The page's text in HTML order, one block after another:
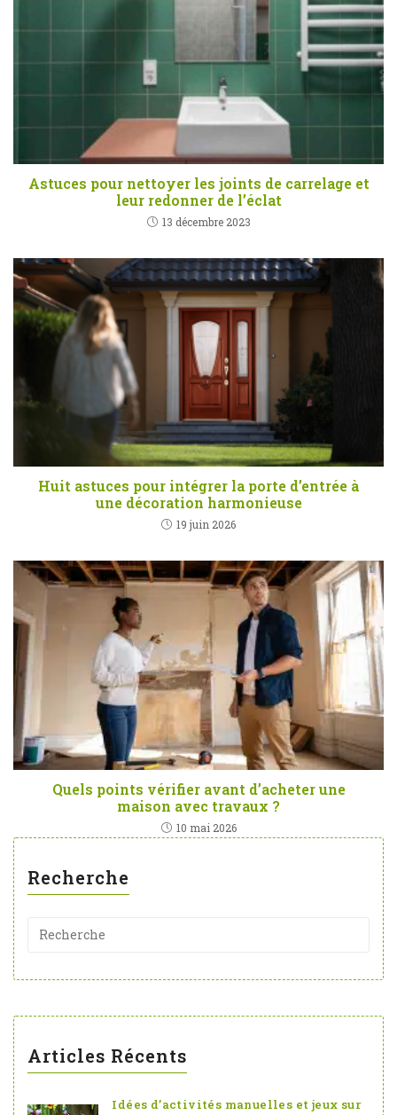
Astuces pour nettoyer les joints de carrelage et
leur redonner de l’éclat
13 décembre 2023
Huit astuces pour intégrer la porte d’entrée à
une décoration harmonieuse
19 juin 2026
Quels points vérifier avant d’acheter une
maison avec travaux ?
10 mai 2026
Recherche
Articles Récents
Idées d’activités manuelles et jeux sur